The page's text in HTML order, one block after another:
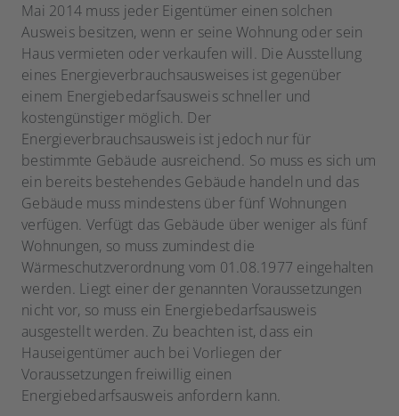
Mai 2014 muss jeder Eigentümer einen solchen
Ausweis besitzen, wenn er seine Wohnung oder sein
Haus vermieten oder verkaufen will. Die Ausstellung
eines Energieverbrauchsausweises ist gegenüber
einem Energiebedarfsausweis schneller und
kostengünstiger möglich. Der
Energieverbrauchsausweis ist jedoch nur für
bestimmte Gebäude ausreichend. So muss es sich um
ein bereits bestehendes Gebäude handeln und das
Gebäude muss mindestens über fünf Wohnungen
verfügen. Verfügt das Gebäude über weniger als fünf
Wohnungen, so muss zumindest die
Wärmeschutzverordnung vom 01.08.1977 eingehalten
werden. Liegt einer der genannten Voraussetzungen
nicht vor, so muss ein Energiebedarfsausweis
ausgestellt werden. Zu beachten ist, dass ein
Hauseigentümer auch bei Vorliegen der
Voraussetzungen freiwillig einen
Energiebedarfsausweis anfordern kann.